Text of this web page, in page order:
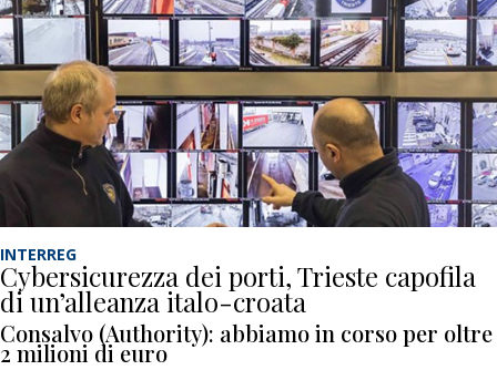
INTERREG
Cybersicurezza dei porti, Trieste capofila
di un’alleanza italo-croata
Consalvo (Authority): abbiamo in corso per oltre
2 milioni di euro